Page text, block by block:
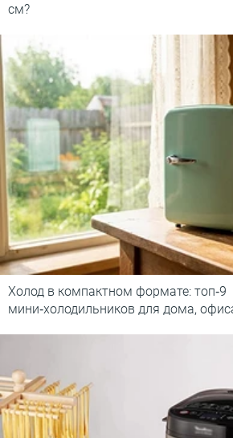
см?
Холод в компактном формате: топ‑9
мини‑холодильников для дома,